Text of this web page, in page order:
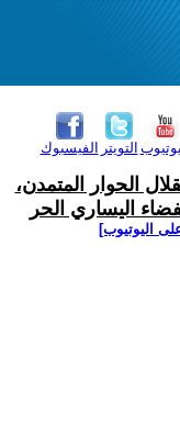
الفيسبوك التويتر
الحوار المتمدن،
اليساري الحر
اليوتيوب]